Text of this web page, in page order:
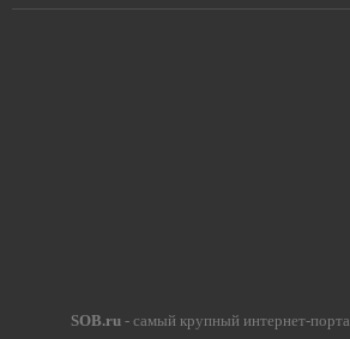
SOB.ru- самый крупный интернет-